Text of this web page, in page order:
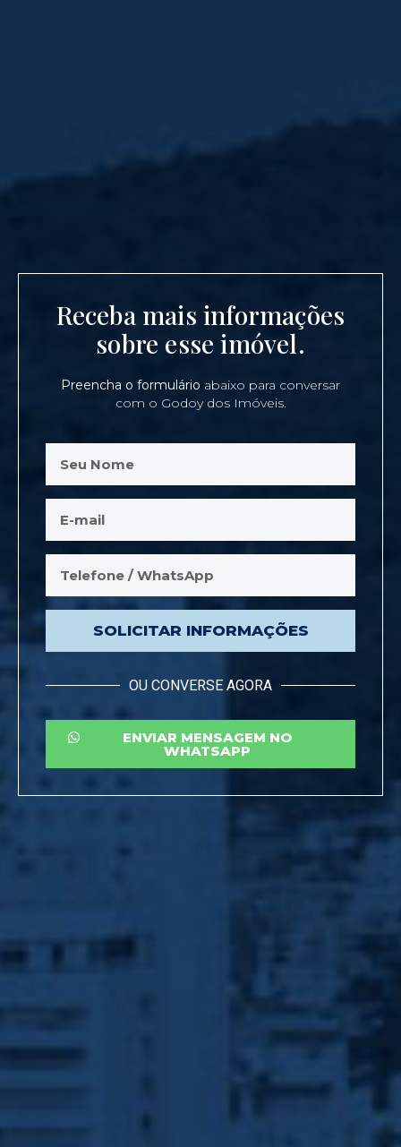
Receba mais informações
sobre esse imóvel.
Preencha o formulário abaixo para conversar
com o Godoy dos Imóveis.
SOLICITAR INFORMAÇÕES
OU CONVERSE AGORA
ENVIAR MENSAGEM NO
WHATSAPP